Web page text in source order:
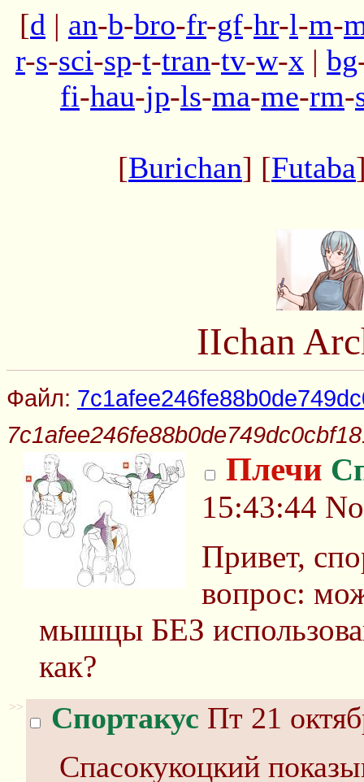
[d | an-b-bro-fr-gf-hr-l-m-
r-s-sci-sp-t-tran-tv-w-x | bg
fi-hau-jp-ls-ma-me-rm-
[Burichan] [Futaba
IIchan
Файл:
Плечи
15:43:44
Привет,
вопрос:
мышцы БЕЗ
как?
>> Спортакус Пт 21
Спасокукоцкий